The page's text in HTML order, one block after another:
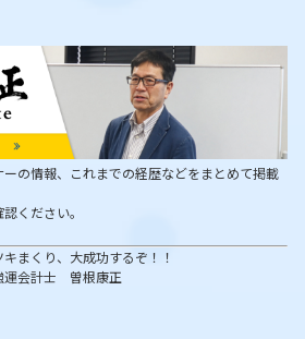
の情報、これまでの経歴などをまとめて掲載
ください。
まくり、大成功するぞ！！
運会計士 曽根康正